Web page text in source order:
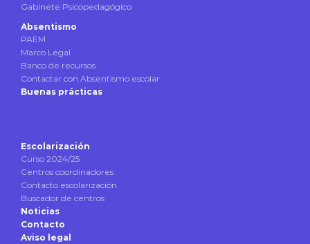
Gabinete Psicopedagógico
Absentismo
PAEM
Marco Legal
Banco de recursos
Contactar con Absentismo escolar
Buenas prácticas
Escolarización
Curso 2024/25
Centros coordinadores
Contacto escolarización
Buscador de centros
Noticias
Contacto
Aviso legal